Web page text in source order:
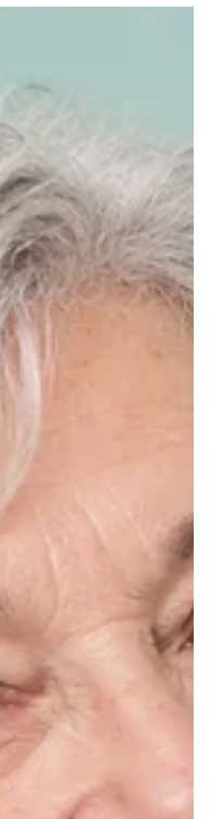
organisieren
So planen
und
und passend im Alltag.